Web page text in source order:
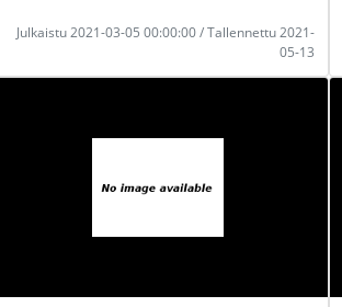
Julkaistu 2021-03-05 00:00:00 / Tallennettu 2021-
05-13